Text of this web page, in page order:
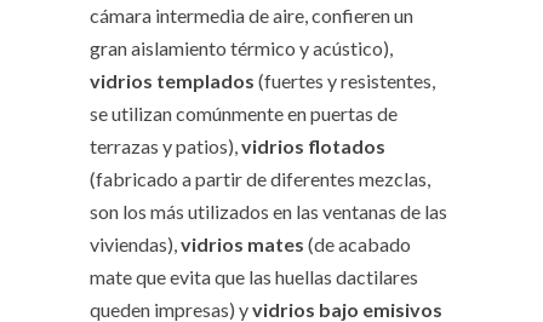
cámara intermedia de aire, confieren un
gran aislamiento térmico y acústico),
vidrios templados (fuertes y resistentes,
se utilizan comúnmente en puertas de
terrazas y patios), vidrios flotados
(fabricado a partir de diferentes mezclas,
son los más utilizados en las ventanas de las
viviendas), vidrios mates (de acabado
mate que evita que las huellas dactilares
queden impresas) yvidrios bajo emisivos